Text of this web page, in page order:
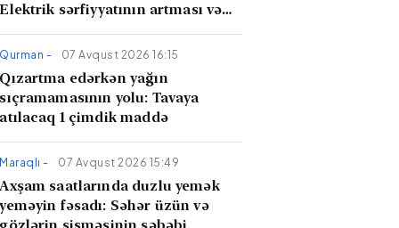
Elektrik sərfiyyatının artması və
Qurman - 07 Avqust 2026 16:15
Qızartma edərkən yağın
sıçramamasının yolu: Tavaya
atılacaq 1 çimdik maddə
Maraqlı - 07 Avqust 2026 15:49
Axşam saatlarında duzlu yemək
yeməyin fəsadı: Səhər üzün və